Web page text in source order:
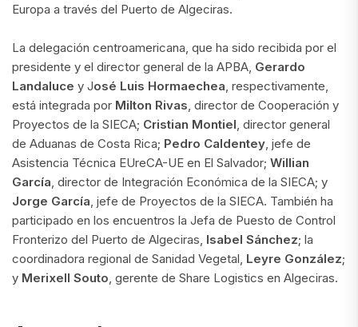
Europa a través del Puerto de Algeciras.
La delegación centroamericana, que ha sido recibida por el
presidente y el director general de la APBA, Gerardo
Landaluce y José Luis Hormaechea , respectivamente,
está integrada por Milton Rivas , director de Cooperación y
Proyectos de la SIECA; Cristian Montiel , director general
de Aduanas de Costa Rica; Pedro Caldentey , jefe de
Asistencia Técnica EUreCA-UE en El Salvador; Willian
García , director de Integración Económica de la SIECA; y
Jorge García , jefe de Proyectos de la SIECA. También ha
participado en los encuentros la Jefa de Puesto de Control
Fronterizo del Puerto de Algeciras, Isabel Sánchez; la
coordinadora regional de Sanidad Vegetal, Leyre González;
y Merixell Souto , gerente de Share Logistics en Algeciras.